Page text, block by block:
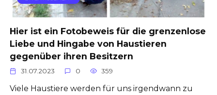
Hier ist ein Fotobeweis für die grenzenlose
Liebe und Hingabe von Haustieren
gegenüber ihren Besitzern
31.07.2023 0 359
Viele Haustiere werden für uns irgendwann zu